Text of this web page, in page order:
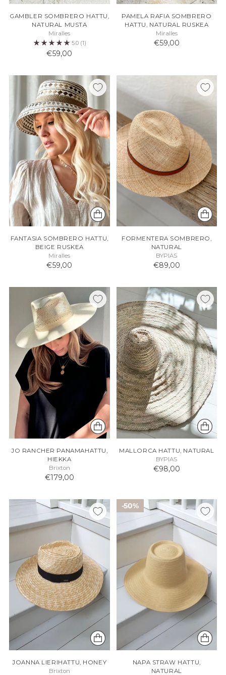
GAMBLER SOMBRERO HATTU,
NATURAL MUSTA
Miralles
5.0 (1)
€59,00
PAMELA RAFIA SOMBRERO
HATTU, NATURAL RUSKEA
Miralles
€59,00
FANTASIA SOMBRERO HATTU,
BEIGE RUSKEA
Miralles
€59,00
FORMENTERA SOMBRERO,
NATURAL
BYPIAS
€89,00
JO RANCHER PANAMAHATTU,
HIEKKA
Brixton
€179,00
MALLORCA HATTU, NATURAL
BYPIAS
€98,00
JOANNA LIERIHATTU, HONEY
Brixton
50%
NAPA STRAW HATTU,
NATURAL